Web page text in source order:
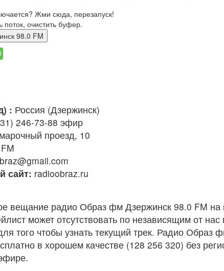
Жми сюда, перезапуск!
очистить буфер.
98.0 FM
: Россия (Дзержинск)
246-73-88 эфир
проезд, 10
сайт: radioobraz.ru
вещание радио Образ фм Дзержинск 98.0 FM
может отсутствовать по независящим от нас
того чтобы узнать текущий трек. Радио Образ
в хорошем качестве (128 256 320) без